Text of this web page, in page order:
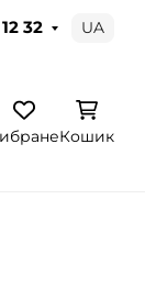
32 UA
Кошик